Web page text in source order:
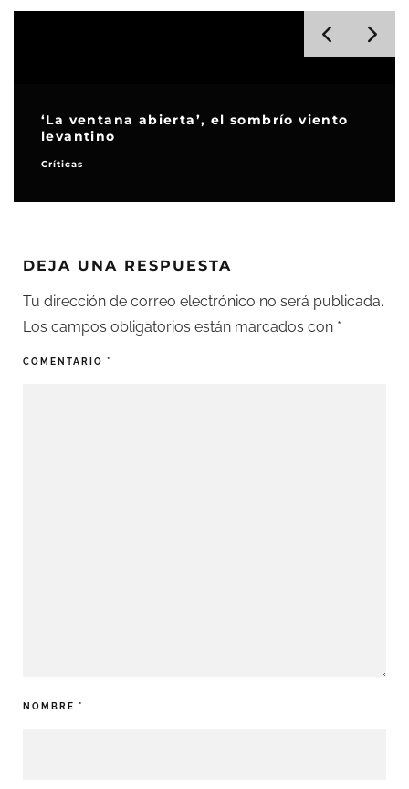
Alcances presenta su 58ª edición con
récord de inscripciones
Festivales y premios
DEJA UNA RESPUESTA
Tu dirección de correo electrónico no será publicada.
Los campos obligatorios están marcados con *
COMENTARIO *
NOMBRE *